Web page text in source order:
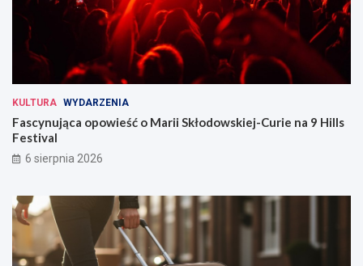
KULTURA WYDARZENIA
Fascynująca opowieść o Marii Skłodowskiej-Curie na 9 Hills
Festival
6 sierpnia 2026